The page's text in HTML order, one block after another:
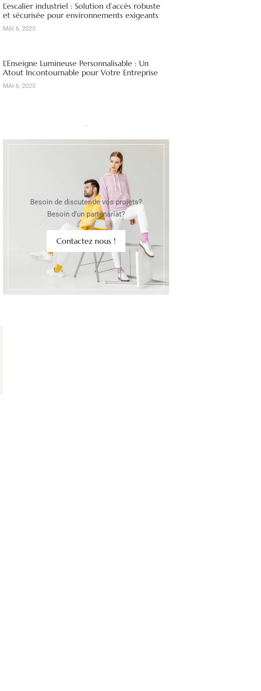
L’escalier industriel : Solution d’accès robuste
et sécurisée pour environnements exigeants
MAI 6, 2025
L’Enseigne Lumineuse Personnalisable : Un
Atout Incontournable pour Votre Entreprise
MAI 6, 2025
Besoin de discuter de vos projets?
Besoin d’un partenariat?
Contactez nous !